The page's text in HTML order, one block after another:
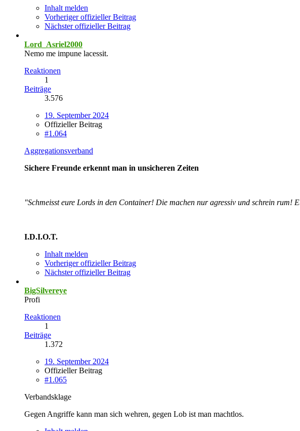
Inhalt melden
Vorheriger offizieller Beitrag
Nächster offizieller Beitrag
Lord_Asriel2000
Nemo me impune lacessit.
Reaktionen
1
Beiträge
3.576
19. September 2024
Offizieller Beitrag
#1.064
Aggregationsverband
Sichere Freunde erkennt man in unsicheren Zeiten
"Schmeisst eure Lords in den Container! Die machen nur agressiv und schrein rum!
I.D.I.O.T.
Inhalt melden
Vorheriger offizieller Beitrag
Nächster offizieller Beitrag
BigSilvereye
Profi
Reaktionen
1
Beiträge
1.372
19. September 2024
Offizieller Beitrag
#1.065
Verbandsklage
Gegen Angriffe kann man sich wehren, gegen Lob ist man machtlos.